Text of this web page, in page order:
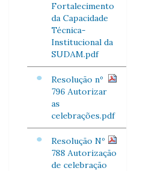
Fortalecimento
da Capacidade
Técnica-
Institucional da
SUDAM.pdf
Resolução nº
796 Autorizar
as
celebrações.pdf
Resolução Nº
788 Autorização
de celebração